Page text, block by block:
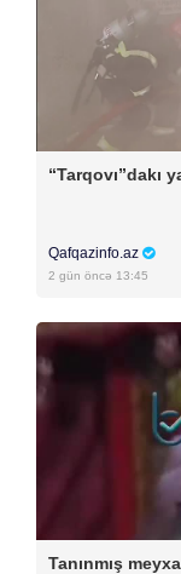
“Tarqovı”dakı
Qafqazinfo.az
2 gün öncə 13:45
Tanınmış